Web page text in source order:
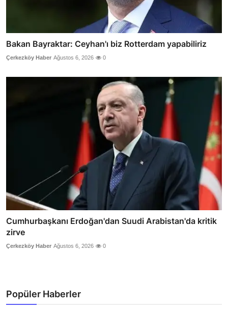
Bakan Bayraktar: Ceyhan'ı biz Rotterdam yapabiliriz
Çerkezköy Haber Ağustos 6, 2026 0
Cumhurbaşkanı Erdoğan'dan Suudi Arabistan'da kritik
zirve
Çerkezköy Haber Ağustos 6, 2026 0
Popüler Haberler